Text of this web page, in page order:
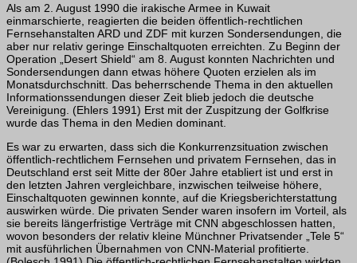
Als am 2. August 1990 die irakische Armee in Kuwait
einmarschierte, reagierten die beiden öffentlich-rechtlichen
Fernsehanstalten ARD und ZDF mit kurzen Sondersendungen, die
aber nur relativ geringe Einschaltquoten erreichten. Zu Beginn der
Operation „Desert Shield“ am 8. August konnten Nachrichten und
Sondersendungen dann etwas höhere Quoten erzielen als im
Monatsdurchschnitt. Das beherrschende Thema in den aktuellen
Informationssendungen dieser Zeit blieb jedoch die deutsche
Vereinigung. (Ehlers 1991) Erst mit der Zuspitzung der Golfkrise
wurde das Thema in den Medien dominant.
Es war zu erwarten, dass sich die Konkurrenzsituation zwischen
öffentlich-rechtli­chem Fernsehen und privatem Fernsehen, das in
Deutschland erst seit Mitte der 80er Jahre etabliert ist und erst in
den letzten Jahren vergleichbare, inzwischen teil­weise höhere,
Einschaltquoten gewinnen konnte, auf die Kriegsberichterstattung
auswirken würde. Die privaten Sender waren insofern im Vorteil, als
sie bereits län­gerfristige Verträge mit CNN abgeschlossen hatten,
wovon besonders der relativ kleine Münchner Privatsender „Tele 5“
mit ausführlichen Übernahmen von CNN-Material profitierte.